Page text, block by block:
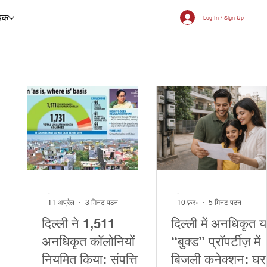
Log In / Sign Up
दिल्ली ने 1,511
अनधिकृत कॉलोनियों को
नियमित किया: संपत्ति
-
11 अप्रैल
3 मिनट पठन
दिल्ली में अनधिकृत
“बुक्ड” प्रॉपर्टीज़ में
बिजली कनेक्शन: घर
-
10 फ़र॰
5 मिनट पठन